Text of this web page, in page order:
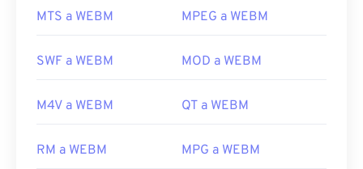
operativo. Otras buenas opciones para abrir WEBM
para Mac OS X.
WebM integrados. Por lo tanto,instálelos
MTS a WEBM MPEG a WEBM
SWF a WEBM MOD a WEBM
M4V a WEBM QT a WEBM
RM a WEBM MPG a WEBM